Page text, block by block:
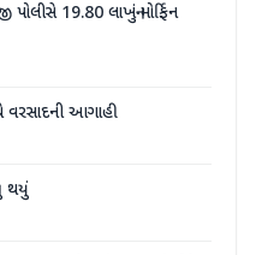
19.80 લાખનું મોર્ફિન
આગાહી
થયું